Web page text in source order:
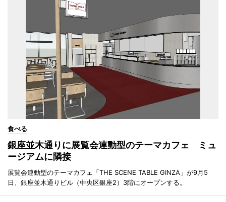
食べる
銀座並木通りに展覧会連動型のテーマカフェ ミュ
ージアムに隣接
展覧会連動型のテーマカフェ「THE SCENE TABLE GINZA」が9月5
日、銀座並木通りビル（中央区銀座2）3階にオープンする。